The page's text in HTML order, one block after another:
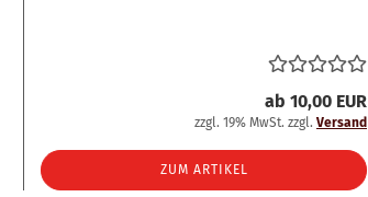
ab 10,00 EUR
zzgl. 19% MwSt. zzgl. Versand
ZUM ARTIKEL